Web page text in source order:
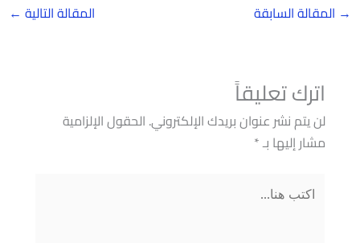
→ المقالة السابقة المقالة التالية ←
اترك تعليقاً
لن يتم نشر عنوان بريدك الإلكتروني. الحقول الإلزامية
مشار إليها بـ*
هنا...